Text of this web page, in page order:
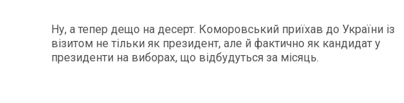
Ну, а тепер дещо на десерт. Коморовський приїхав до України із
візитом не тільки як президент, але й фактично як кандидат у
президенти на виборах, що відбудуться за місяць.